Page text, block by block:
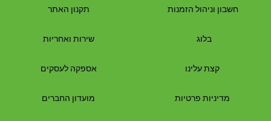
חשבון וניהול הזמנות
בלוג
קצת עלינו
מדיניות פרטיות
תקנון האתר
שירות ואחריות
אספקה לעסקים
מועדון החברים